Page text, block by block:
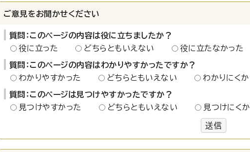
ご意見をお聞かせください
質問：このページの内容は役に立ちましたか？
役に立った
どちらともいえない 役に立たなかった
質問：このページの内容はわかりやすかったですか？
わかりやすかった
どちらともいえない わかりにくか
質問：このページは見つけやすかったですか？
見つけやすかった
どちらともいえない 見つけにく
送信